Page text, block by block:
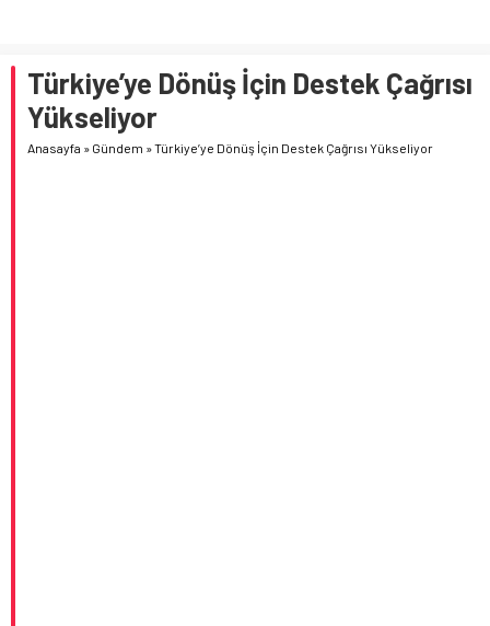
Türkiye’ye Dönüş İçin Destek Çağrısı
Yükseliyor
Anasayfa » Gündem »Türkiye’ye Dönüş İçin Destek Çağrısı Yükseliyor